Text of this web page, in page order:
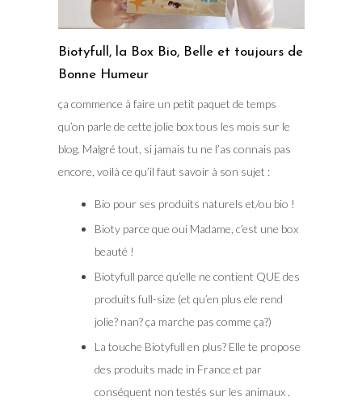
Biotyfull, la Box Bio, Belle et toujours de
Bonne Humeur
ça commence à faire un petit paquet de temps
qu’on parle de cette jolie box tous les mois sur le
blog. Malgré tout, si jamais tu ne l’as connais pas
encore, voilà ce qu’il faut savoir à son sujet :
Bio pour ses produits naturels et/ou bio !
Bioty parce que oui Madame, c’est une box
beauté !
Biotyfull parce qu’elle ne contient QUE des
produits full-size (et qu’en plus ele rend
jolie? nan? ça marche pas comme ça?)
La touche Biotyfull en plus? Elle te propose
des produits made in France et par
conséquent non testés sur les animaux .